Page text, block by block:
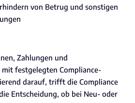
von Betrug und sonstigen
Zahlungen und
festgelegten Compliance-
darauf, trifft die Compliance
Entscheidung, ob bei Neu- oder